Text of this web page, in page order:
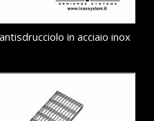
in acciaio inox